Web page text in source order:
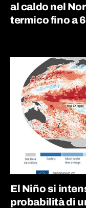
al caldo nel
termico fino a
El Niño si
probabilità di